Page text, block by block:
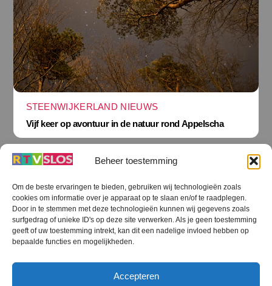
Beheer toestemming
Om de beste ervaringen te bieden, gebruiken wij technologieën zoals
cookies om informatie over je apparaat op te slaan en/of te raadplegen.
Door in te stemmen met deze technologieën kunnen wij gegevens zoals
surfgedrag of unieke ID's op deze site verwerken. Als je geen toestemming
geeft of uw toestemming intrekt, kan dit een nadelige invloed hebben op
bepaalde functies en mogelijkheden.
Accepteren
STEENWIJKERLAND NIEUWS
Vijf keer op avontuur in de natuur rond Appelscha
Terug
naar
boven
RTV SLOS
RTV SLOS ANBI